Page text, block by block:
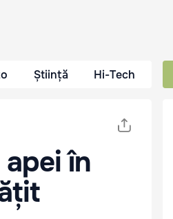
Știință Hi-Tech
în